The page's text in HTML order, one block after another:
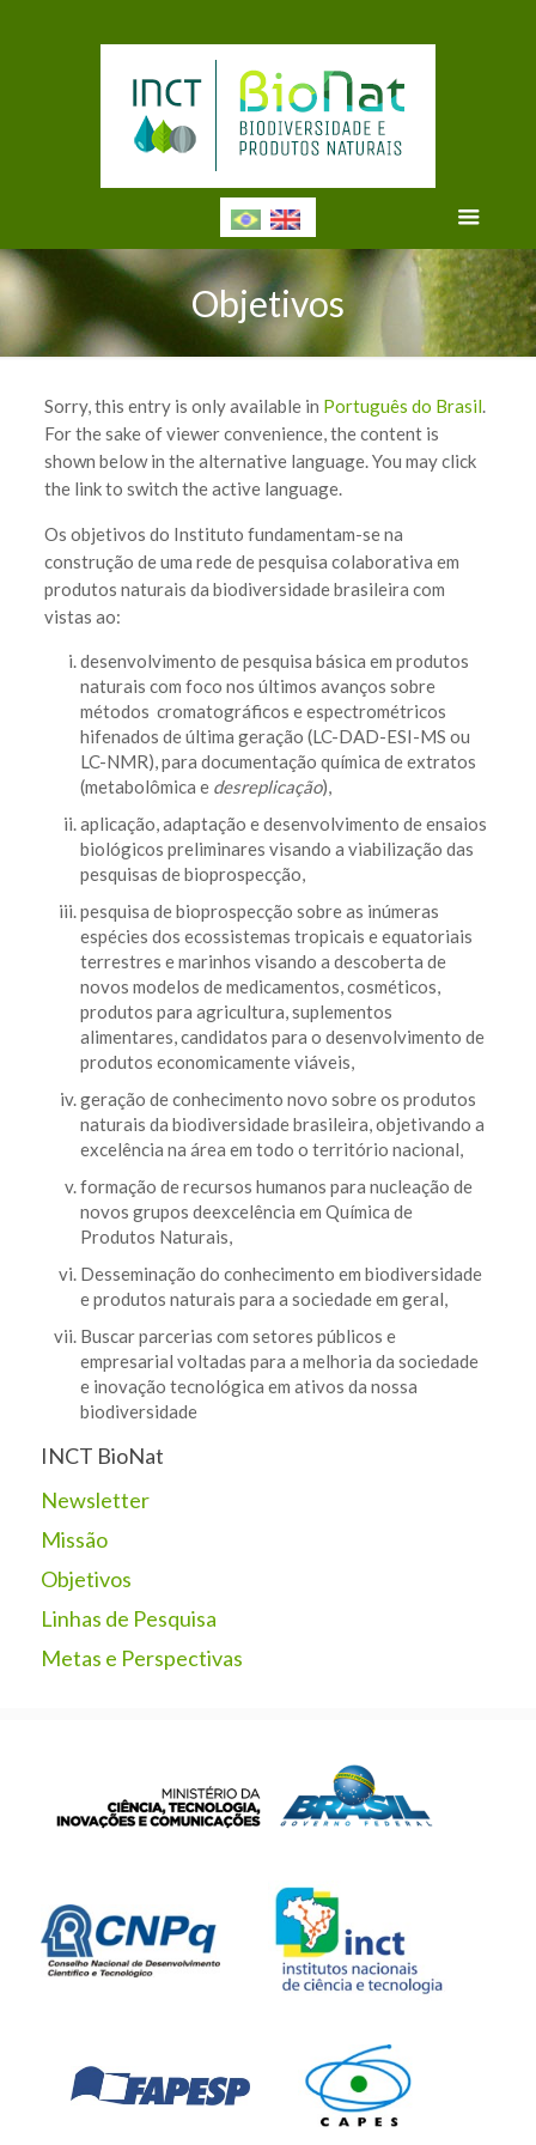
Objetivos
Sorry, this entry is only available in Português do Brasil.
For the sake of viewer convenience, the content is
shown below in the alternative language. You may click
the link to switch the active language.
Os objetivos do Instituto fundamentam-se na
construção de uma rede de pesquisa colaborativa em
produtos naturais da biodiversidade brasileira com
vistas ao:
desenvolvimento de pesquisa básica em produtos
naturais com foco nos últimos avanços sobre
métodos cromatográficos e espectrométricos
hifenados de última geração (LC-DAD-ESI-MS ou
LC-NMR), para documentação química de extratos
(metabolômica e desreplicação),
aplicação, adaptação e desenvolvimento de ensaios
biológicos preliminares visando a viabilização das
pesquisas de bioprospecção,
pesquisa de bioprospecção sobre as inúmeras
espécies dos ecossistemas tropicais e equatoriais
terrestres e marinhos visando a descoberta de
novos modelos de medicamentos, cosméticos,
produtos para agricultura, suplementos
alimentares, candidatos para o desenvolvimento de
produtos economicamente viáveis,
geração de conhecimento novo sobre os produtos
naturais da biodiversidade brasileira, objetivando a
excelência na área em todo o território nacional,
formação de recursos humanos para nucleação de
novos grupos deexcelência em Química de
Produtos Naturais,
Desseminação do conhecimento em biodiversidade
e produtos naturais para a sociedade em geral,
Buscar parcerias com setores públicos e
empresarial voltadas para a melhoria da sociedade
e inovação tecnológica em ativos da nossa
biodiversidade
INCT BioNat
Newsletter
Missão
Objetivos
Linhas de Pesquisa
Metas e Perspectivas